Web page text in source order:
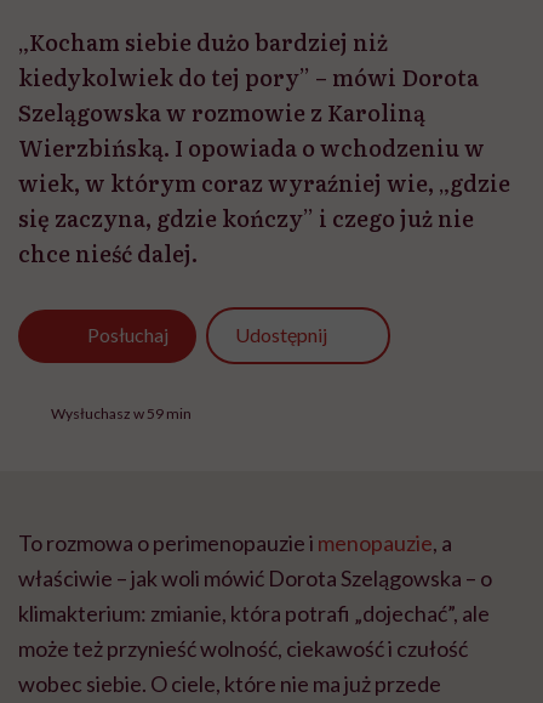
„Kocham siebie dużo bardziej niż
kiedykolwiek do tej pory” – mówi Dorota
Szelągowska w rozmowie z Karoliną
Wierzbińską. I opowiada o wchodzeniu w
wiek, w którym coraz wyraźniej wie, „gdzie
się zaczyna, gdzie kończy” i czego już nie
chce nieść dalej.
Posłuchaj Udostępnij
Wysłuchasz w 59 min
To rozmowa o perimenopauzie i menopauzie, a
właściwie – jak woli mówić Dorota Szelągowska – o
klimakterium: zmianie, która potrafi „dojechać”, ale
może też przynieść wolność, ciekawość i czułość
wobec siebie. O ciele, które nie ma już przede